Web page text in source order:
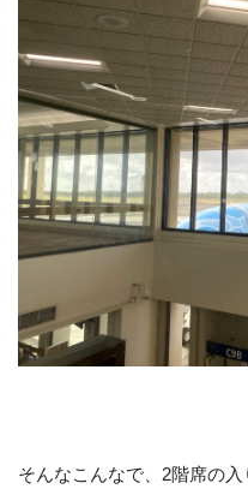
そんなこんなで、2階席の